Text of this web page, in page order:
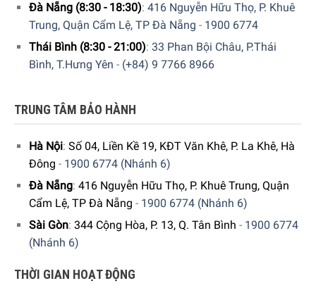
những tư vấn chi tiết và đặt mua sản phẩm.
Hoặc Đặt hàng trực tiếp trên website, Gia Dụng Đức Sài
Gòn sẽ gọi lại để xác nhận đơn hàng với quý khách.
Hoặc Quý khách có thể đến trực tiếp
hệ thống
showroom của Gia Dụng Đức Sài Gòn trên toàn quốc để
trải nghiệm sản phẩm này.
Đà Nẵng (8:30 - 18:30): 416 Nguyễn Hữu Thọ, P. Khuê
Trung, Quận Cẩm Lệ, TP Đà Nẵng - 1900 6774
Thái Bình (8:30 - 21:00): 33 Phan Bội Châu, P.Thái
Bình, T.Hưng Yên - (+84) 9 7766 8966
TRUNG TÂM BẢO HÀNH
Hà Nội: Số 04, Liền Kề 19, KĐT Văn Khê, P. La Khê, Hà
Đông - 1900 6774 (Nhánh 6)
Đà Nẵng: 416 Nguyễn Hữu Thọ, P. Khuê Trung, Quận
Cẩm Lệ, TP Đà Nẵng - 1900 6774 (Nhánh 6)
Sài Gòn: 344 Cộng Hòa, P. 13, Q. Tân Bình - 1900 6774
(Nhánh 6)
THỜI GIAN HOẠT ĐỘNG